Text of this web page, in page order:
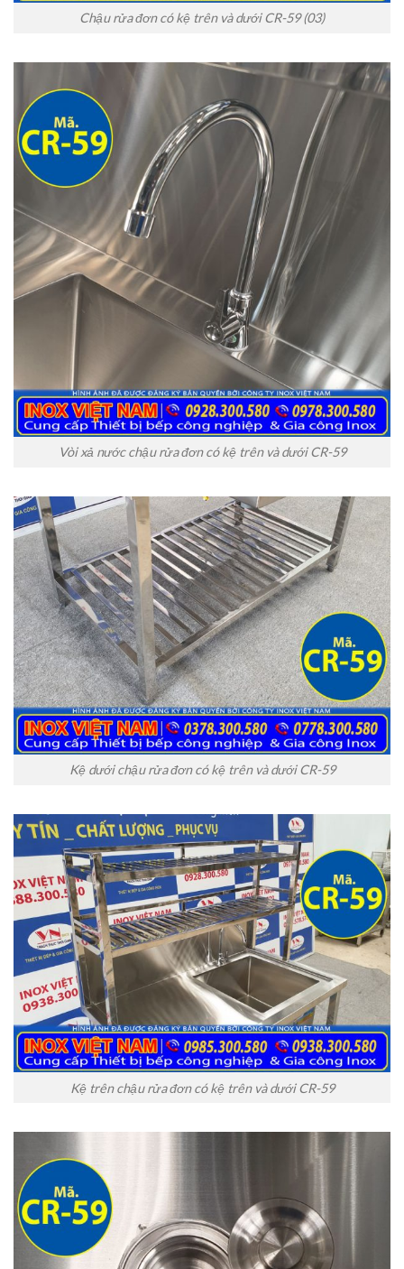
Chậu rửa đơn có kệ trên và dưới CR-59 (03)
Vòi xả nước chậu rửa đơn có kệ trên và dưới CR-59
Kệ dưới chậu rửa đơn có kệ trên và dưới CR-59
Kệ trên chậu rửa đơn có kệ trên và dưới CR-59